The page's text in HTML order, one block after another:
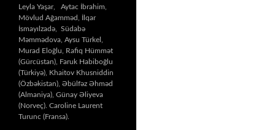
Leyla Yaşar, Aytac İbrahim,
Mövlud Ağamməd, İlqar
İsmayılzadə, Südabə
Məmmədova, Aysu Türkel,
Murad Eloğlu, Rafiq Hümmət
(Gürcüstan), Faruk Habiboğlu
(Türkiyə), Khaitov Khusniddin
(Özbəkistan), Əbülfəz Əhməd
(Almaniya), Günay Əliyeva
(Norveç). Caroline Laurent
Turunc (Fransa).